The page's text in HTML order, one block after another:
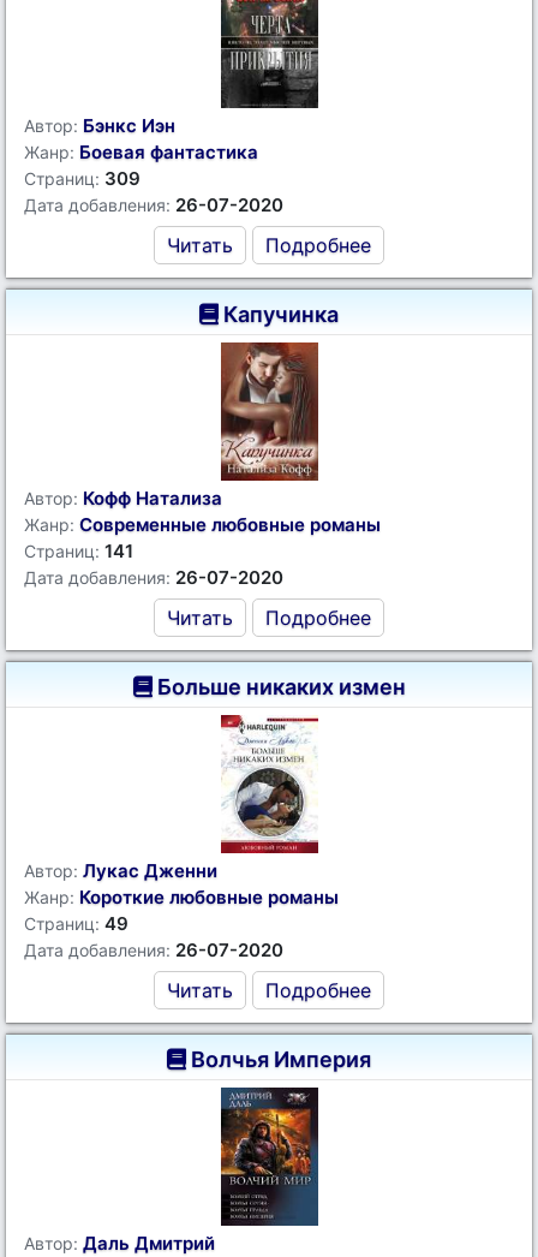
Автор: Бэнкс Иэн
Жанр: Боевая фантастика
Страниц: 309
Дата добавления: 26-07-2020
Читать Подробнее
Капучинка
Автор: Кофф Натализа
Жанр: Современные любовные романы
Страниц: 141
Дата добавления: 26-07-2020
Читать Подробнее
Больше никаких измен
Автор: Лукас Дженни
Жанр: Короткие любовные романы
Страниц: 49
Дата добавления: 26-07-2020
Читать Подробнее
Волчья Империя
Автор: Даль Дмитрий